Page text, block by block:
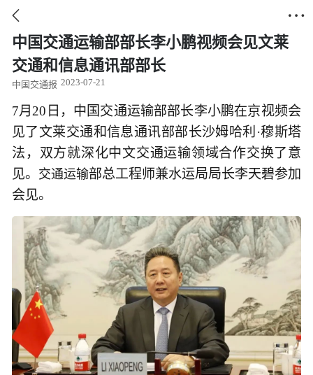
 
中国交通运输部部长李小鹏视频会见文莱
交通和信息通讯部部长
中国交通报 2023-07-21
7月20日，中国交通运输部部长李小鹏在京视频会
见了文莱交通和信息通讯部部长沙姆哈利·穆斯塔
法，双方就深化中文交通运输领域合作交换了意
见。 交通运输部总工程师兼水运局局长李天碧参加
会见。